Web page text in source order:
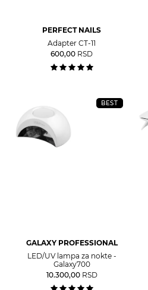
PERFECT NAILS
Adapter CT-11
600,00 RSD
BEST
GALAXY PROFESSIONAL
LED/UV lampa za nokte -
Galaxy700
10.300,00 RSD